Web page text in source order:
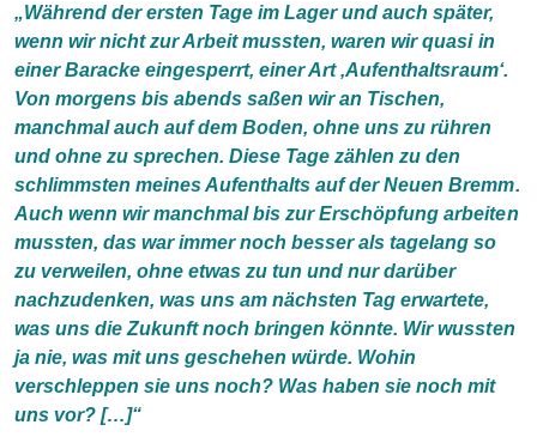
„Während der ersten Tage im Lager und auch später,
wenn wir nicht zur Arbeit mussten, waren wir quasi in
einer Baracke eingesperrt, einer Art ‚Aufenthaltsraum‘.
Von morgens bis abends saßen wir an Tischen,
manchmal auch auf dem Boden, ohne uns zu rühren
und ohne zu sprechen. Diese Tage zählen zu den
schlimmsten meines Aufenthalts auf der Neuen Bremm.
Auch wenn wir manchmal bis zur Erschöpfung arbeiten
mussten, das war immer noch besser als tagelang so
zu verweilen, ohne etwas zu tun und nur darüber
nachzudenken, was uns am nächsten Tag erwartete,
was uns die Zukunft noch bringen könnte. Wir wussten
ja nie, was mit uns geschehen würde. Wohin
verschleppen sie uns noch? Was haben sie noch mit
uns vor? […]“